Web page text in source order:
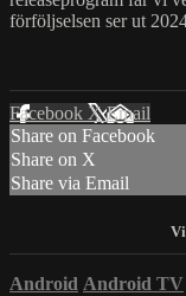
förföljselsen ser ut
Facebook XEmail
Share on Facebook
Share on X
Share via Email
Android Android TV